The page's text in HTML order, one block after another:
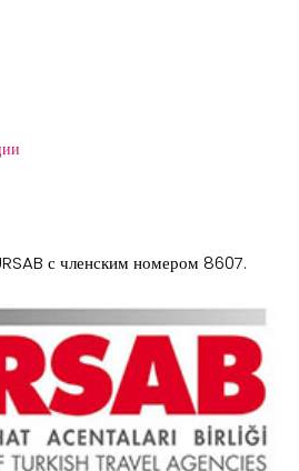
с членским номером 8607.